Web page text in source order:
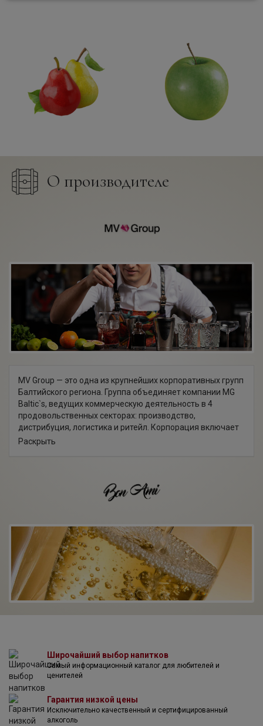
О производителе
MV Group — это одна из крупнейших корпоративных групп
Балтийского региона. Группа объединяет компании MG
Baltic`s, ведущих коммерческую деятельность в 4
продовольственных секторах: производство,
дистрибуция, логистика и ритейл. Корпорация включает
в себя 3 винодельческих завода ("Stumbras", "Alita",
логистическую компанию "Tromina" — одну из самых
передовых и стабильных в Латвии. Компания MV Group
(MV Poland).
Раскрыть
Широчайший выбор напитков
Самый информационный каталог для любителей и
ценителей
Гарантия низкой цены
Исключительно качественный и сертифицированный
алкоголь